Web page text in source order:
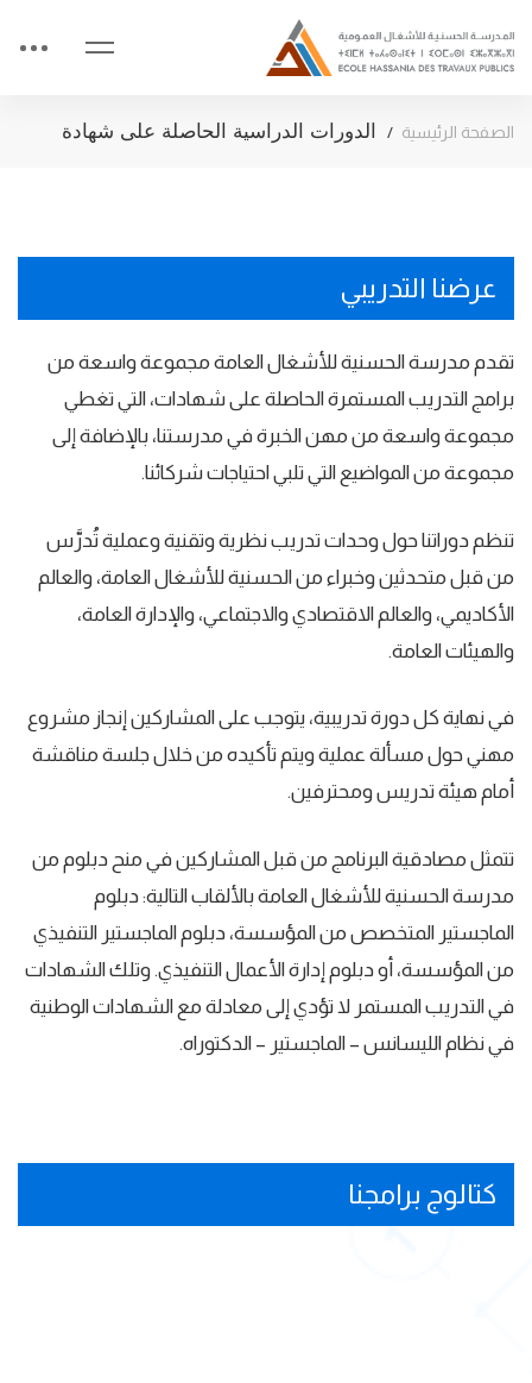
الصفحة الرئيسية الدورات الدراسية الحاصلة على شهادة
عرضنا التدريبي
تقدم مدرسة الحسنية للأشغال العامة مجموعة واسعة من
برامج التدريب المستمرة الحاصلة على شهادات، التي تغطي
مجموعة واسعة من مهن الخبرة في مدرستنا، بالإضافة إلى
مجموعة من المواضيع التي تلبي احتياجات شركائنا.
تنظم دوراتنا حول وحدات تدريب نظرية وتقنية وعملية تُدرَّس
من قبل متحدثين وخبراء من الحسنية للأشغال العامة، والعالم
الأكاديمي، والعالم الاقتصادي والاجتماعي، والإدارة العامة،
والهيئات العامة.
في نهاية كل دورة تدريبية، يتوجب على المشاركين إنجاز مشروع
مهني حول مسألة عملية ويتم تأكيده من خلال جلسة مناقشة
أمام هيئة تدريس ومحترفين.
تتمثل مصادقية البرنامج من قبل المشاركين في منح دبلوم من
مدرسة الحسنية للأشغال العامة بالألقاب التالية: دبلوم
الماجستير المتخصص من المؤسسة، دبلوم الماجستير التنفيذي
من المؤسسة، أو دبلوم إدارة الأعمال التنفيذي. وتلك الشهادات
في التدريب المستمر لا تؤدي إلى معادلة مع الشهادات الوطنية
في نظام الليسانس – الماجستير – الدكتوراه.
كتالوج برامجنا